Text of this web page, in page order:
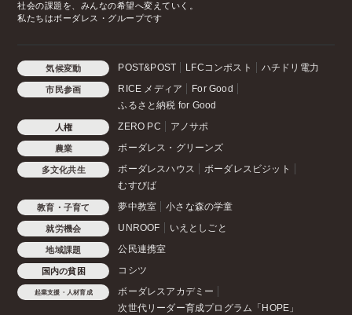
社会の課題を、みんなの希望へ変えていく。
私たちはボーダレス・グループです
気候変動 POST&POST LFCコンポスト ハチドリ電力
市民参画 RICE メディア
For Good
ふるさと納税 for Good
人権 ZERO PC アノサポ
農業 ボーダレス・グリーンズ
多文化共生 ボーダレスハウス
ボーダレスビジット
むすびば
教育・子育て 夢中教室 小さな森の学童
就労機会 UNROOF いえとしごと
地域課題 公民連携室
国内の貧困 コシツ
起業支援・人材育成
ボーダレスアカデミー
次世代リーダー育成プログラム「HOPE」